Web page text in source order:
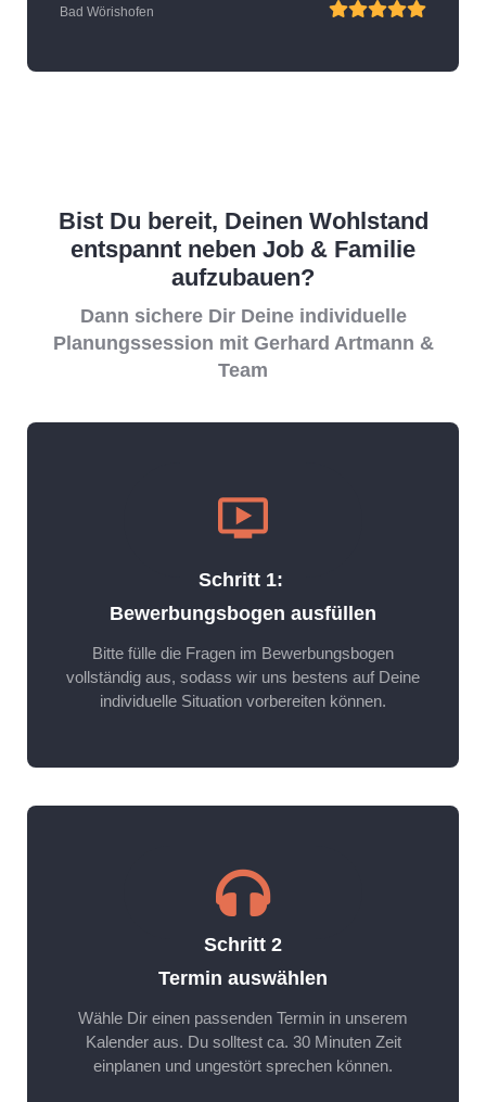
Bad Wörishofen
Bist Du bereit, Deinen Wohlstand
entspannt neben Job & Familie
aufzubauen?
Dann sichere Dir Deine individuelle
Planungssession mit Gerhard Artmann &
Team
Schritt 1:
Bewerbungsbogen ausfüllen
Bitte fülle die Fragen im Bewerbungsbogen
vollständig aus, sodass wir uns bestens auf Deine
individuelle Situation vorbereiten können.
Schritt 2
Termin auswählen
Wähle Dir einen passenden Termin in unserem
Kalender aus. Du solltest ca. 30 Minuten Zeit
einplanen und ungestört sprechen können.